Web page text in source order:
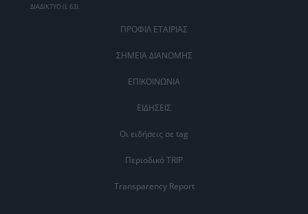
ΔΙΑΔΙΚΤΥΟ (L 63).
ΠΡΟΦΙΛ ΕΤΑΙΡΙΑΣ
ΣΗΜΕΙΑ ΔΙΑΝΟΜΗΣ
ΕΠΙΚΟΙΝΩΝΙΑ
ΕΙΔΗΣΕΙΣ
Οι ειδήσεις σε tag
Περιοδικό TRIP
Transparency Report